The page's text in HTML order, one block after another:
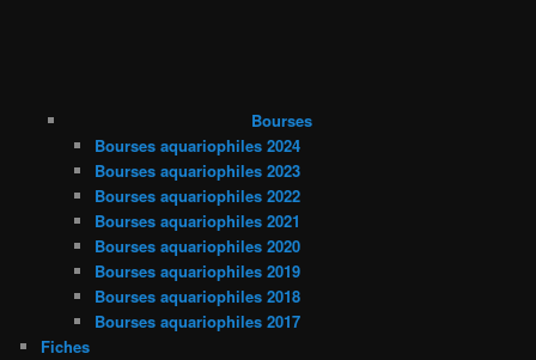
Bourses
Bourses aquariophiles 2024
Bourses aquariophiles 2023
Bourses aquariophiles 2022
Bourses aquariophiles 2021
Bourses aquariophiles 2020
Bourses aquariophiles 2019
Bourses aquariophiles 2018
Bourses aquariophiles 2017
Fiches